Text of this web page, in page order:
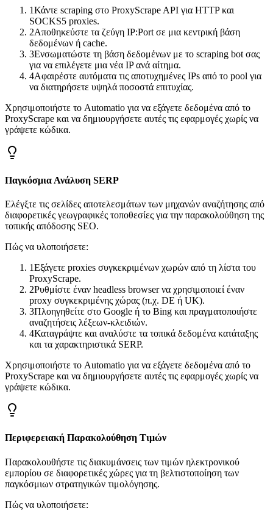
1Κάντε scraping στο ProxyScrape API για HTTP και
SOCKS5 proxies.
2Αποθηκεύστε τα ζεύγη IP:Port σε μια κεντρική βάση
δεδομένων ή cache.
3Ενσωματώστε τη βάση δεδομένων με το scraping bot σας
για να επιλέγετε μια νέα IP ανά αίτημα.
4Αφαιρέστε αυτόματα τις αποτυχημένες IPs από το pool για
να διατηρήσετε υψηλά ποσοστά επιτυχίας.
Χρησιμοποιήστε το Automatio για να εξάγετε δεδομένα από το
ProxyScrape και να δημιουργήσετε αυτές τις εφαρμογές χωρίς να
γράψετε κώδικα.
Παγκόσμια Ανάλυση SERP
Ελέγξτε τις σελίδες αποτελεσμάτων των μηχανών αναζήτησης από
διαφορετικές γεωγραφικές τοποθεσίες για την παρακολούθηση της
τοπικής απόδοσης SEO.
Πώς να υλοποιήσετε:
1Εξάγετε proxies συγκεκριμένων χωρών από τη λίστα του
ProxyScrape.
2Ρυθμίστε έναν headless browser να χρησιμοποιεί έναν
proxy συγκεκριμένης χώρας (π.χ. DE ή UK).
3Πλοηγηθείτε στο Google ή το Bing και πραγματοποιήστε
αναζητήσεις λέξεων-κλειδιών.
4Καταγράψτε και αναλύστε τα τοπικά δεδομένα κατάταξης
και τα χαρακτηριστικά SERP.
Χρησιμοποιήστε το Automatio για να εξάγετε δεδομένα από το
ProxyScrape και να δημιουργήσετε αυτές τις εφαρμογές χωρίς να
γράψετε κώδικα.
Περιφερειακή Παρακολούθηση Τιμών
Παρακολουθήστε τις διακυμάνσεις των τιμών ηλεκτρονικού
εμπορίου σε διαφορετικές χώρες για τη βελτιστοποίηση των
παγκόσμιων στρατηγικών τιμολόγησης.
Πώς να υλοποιήσετε: